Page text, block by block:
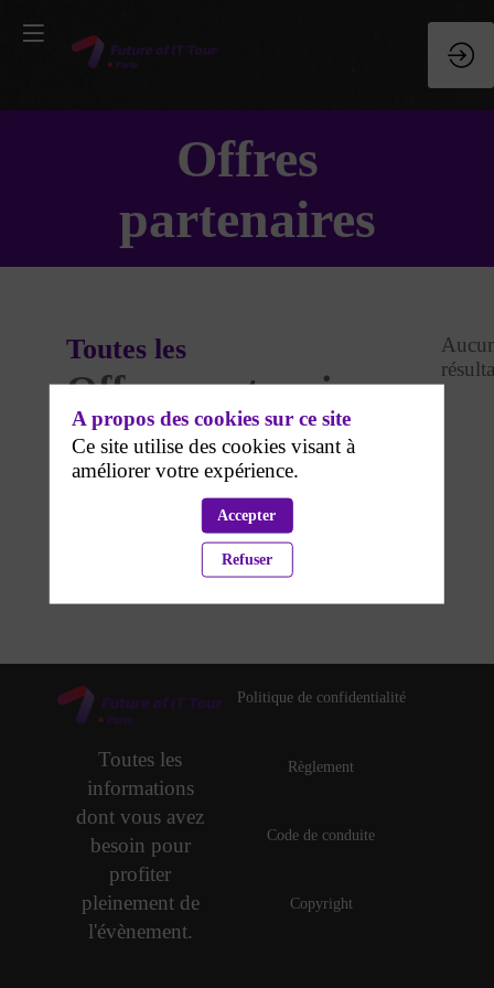
Offres
partenaires
Toutes les
Offres partenaires
Effacer tous les filtres
Toutes les
informations
dont vous avez
besoin pour
profiter
pleinement de
l'évènement.
Politique de confidentialité
Règlement
Code de conduite
Copyright
A propos des cookies sur ce site
Ce site utilise des cookies visant à
améliorer votre expérience.
Accepter
Refuser